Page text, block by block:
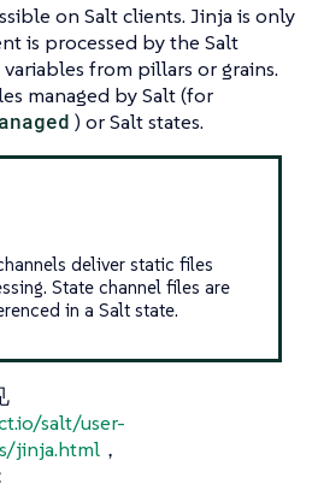
on Salt clients. Jinja is only
is processed by the Salt
from pillars or grains.
managed by Salt (for
) or Salt states.
deliver static files
State channel files are
in a Salt state.
salt/user-
jinja.html ，